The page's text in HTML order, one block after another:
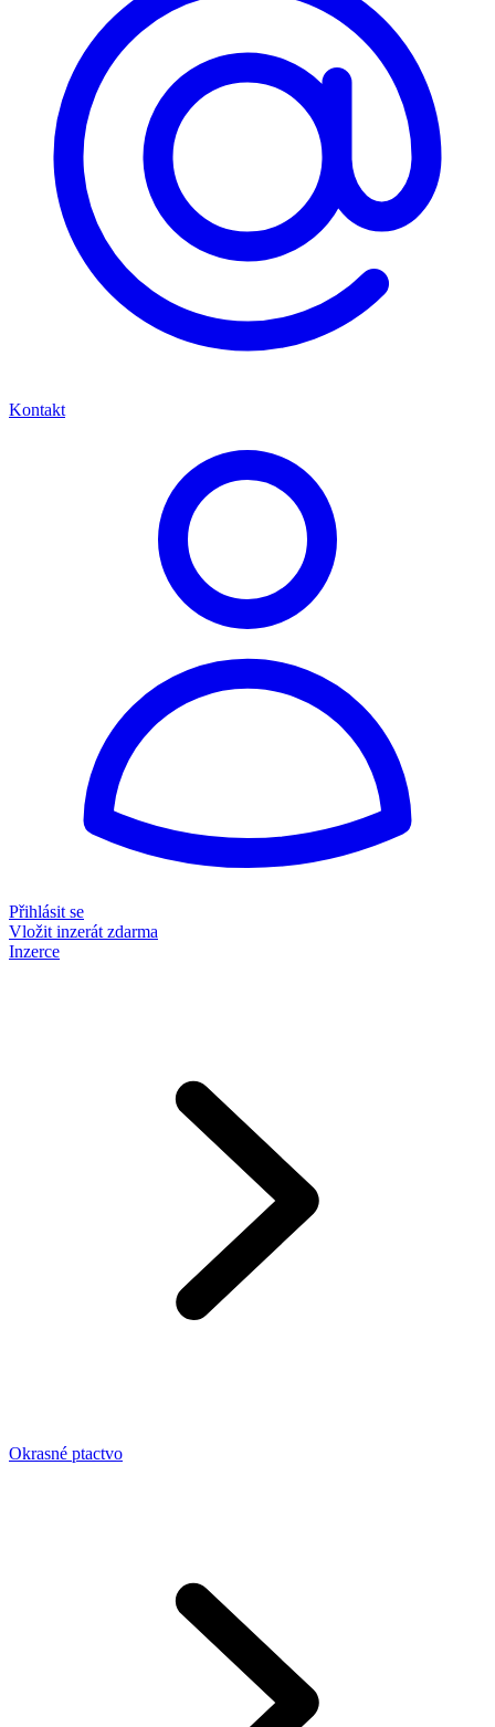
Kontakt
Přihlásit se
Vložit inzerát zdarma
Inzerce
Okrasné ptactvo